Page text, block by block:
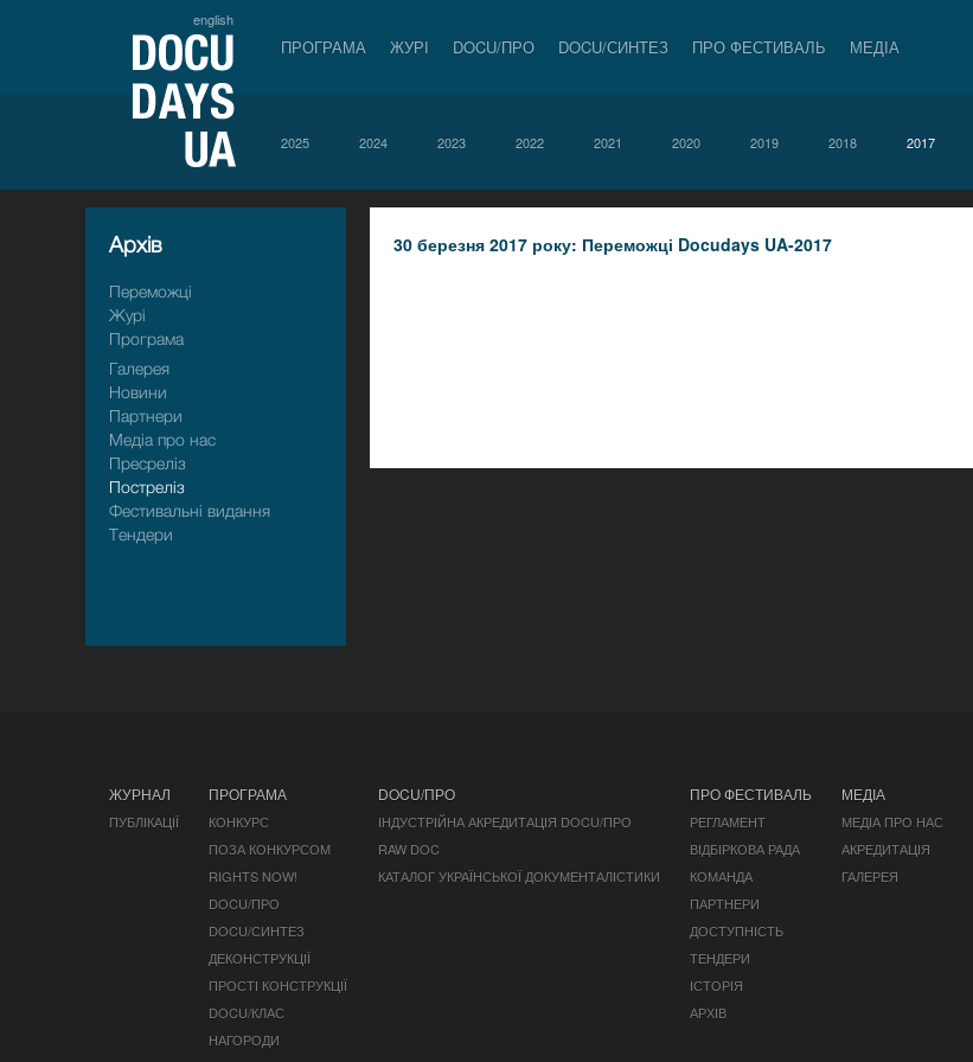
english
ПРОГРАМА ЖУРІ DOCU/ПРО DOCU/СИНТЕЗ ПРО ФЕСТИВАЛЬ МЕДІА
2025 2024 2023 2022 2021 2020 2019 2018 2017
Архiв
Переможці
Журі
Програма
Галерея
Новини
Партнери
Медіа про нас
Пресрелiз
Пострелiз
Фестивальні видання
Тендери
30 березня 2017 року: Переможці Docudays UA-2017
ЖУРНАЛ
ПУБЛІКАЦІЇ
ПРОГРАМА
КОНКУРС
ПОЗА КОНКУРСОМ
RIGHTS NOW!
DOCU/ПРО
DOCU/СИНТЕЗ
ДЕКОНСТРУКЦІЇ
ПРОСТІ КОНСТРУКЦІЇ
DOCU/КЛАС
НАГОРОДИ
DOCU/ПРО
ІНДУСТРІЙНА АКРЕДИТАЦІЯ DOCU/ПРО
RAW DOC
КАТАЛОГ УКРАЇНСЬКОЇ ДОКУМЕНТАЛІСТИКИ
ПРО ФЕСТИВАЛЬ
РЕГЛАМЕНТ
ВІДБІРКОВА РАДА
КОМАНДА
ПАРТНЕРИ
ДОСТУПНІСТЬ
ТЕНДЕРИ
ІСТОРІЯ
АРХІВ
МЕДІА
МЕДІА ПРО НАС
АКРЕДИТАЦІЯ
ГАЛЕРЕЯ